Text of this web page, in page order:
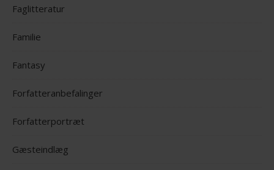
Faglitteratur
Familie
Fantasy
Forfatteranbefalinger
Forfatterportræt
Gæsteindlæg